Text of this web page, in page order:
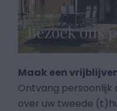
Bezoek ons
Maak een
Ontvang persoonlijk
over uw tweede